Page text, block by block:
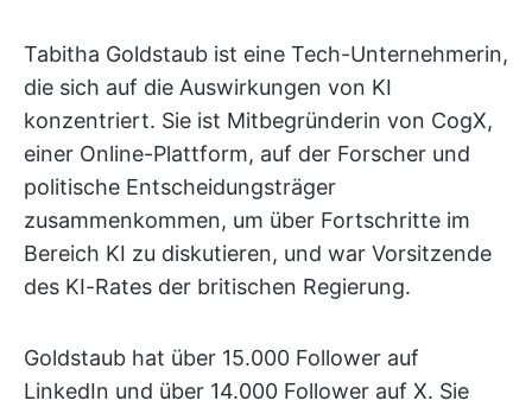
Tabitha Goldstaub ist eine Tech-Unternehmerin,
die sich auf die Auswirkungen von KI
konzentriert. Sie ist Mitbegründerin von CogX,
einer Online-Plattform, auf der Forscher und
politische Entscheidungsträger
zusammenkommen, um über Fortschritte im
Bereich KI zu diskutieren, und war Vorsitzende
des KI-Rates der britischen Regierung.
Goldstaub hat über 15.000 Follower auf
LinkedIn und über 14.000 Follower auf X. Sie